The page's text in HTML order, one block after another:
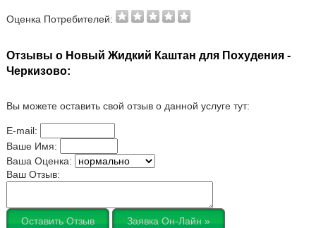
Оценка Потребителей:
Отзывы о Новый Жидкий Каштан для Похудения -
Черкизово:
Вы можете оставить свой отзыв о данной услуге тут:
E-mail:
Ваше Имя:
Ваша Оценка:
Ваш Отзыв:
Оставить Отзыв Заявка Он-Лайн »